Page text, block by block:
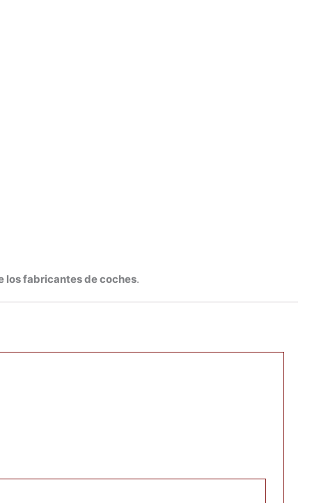
los fabricantes de coches.